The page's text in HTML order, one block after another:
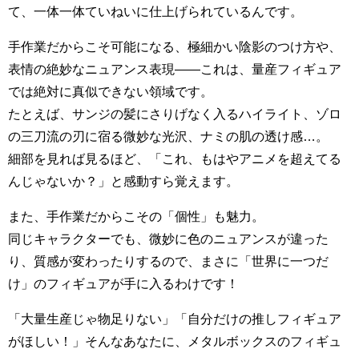
て、一体一体ていねいに仕上げられているんです。
手作業だからこそ可能になる、極細かい陰影のつけ方や、
表情の絶妙なニュアンス表現――これは、量産フィギュア
では絶対に真似できない領域です。
たとえば、サンジの髪にさりげなく入るハイライト、ゾロ
の三刀流の刃に宿る微妙な光沢、ナミの肌の透け感…。
細部を見れば見るほど、「これ、もはやアニメを超えてる
んじゃないか？」と感動すら覚えます。
また、手作業だからこその「個性」も魅力。
同じキャラクターでも、微妙に色のニュアンスが違った
り、質感が変わったりするので、まさに「世界に一つだ
け」のフィギュアが手に入るわけです！
「大量生産じゃ物足りない」「自分だけの推しフィギュア
がほしい！」そんなあなたに、メタルボックスのフィギュ